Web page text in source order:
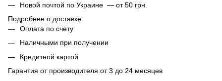
Новой почтой по Украине — от 50 грн.
Подробнее о доставке
Оплата по счету
Наличными при получении
Кредитной картой
Гарантия от производителя от 3 до 24 месяцев